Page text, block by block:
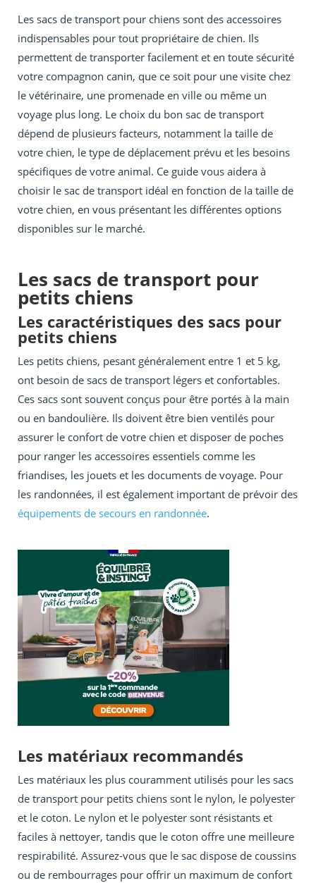
Les sacs de transport pour chiens sont des accessoires
indispensables pour tout propriétaire de chien. Ils
permettent de transporter facilement et en toute sécurité
votre compagnon canin, que ce soit pour une visite chez
le vétérinaire, une promenade en ville ou même un
voyage plus long. Le choix du bon sac de transport
dépend de plusieurs facteurs, notamment la taille de
votre chien, le type de déplacement prévu et les besoins
spécifiques de votre animal. Ce guide vous aidera à
choisir le sac de transport idéal en fonction de la taille de
votre chien, en vous présentant les différentes options
disponibles sur le marché.
Les sacs de transport pour
petits chiens
Les caractéristiques des sacs pour
petits chiens
Les petits chiens, pesant généralement entre 1 et 5 kg,
ont besoin de sacs de transport légers et confortables.
Ces sacs sont souvent conçus pour être portés à la main
ou en bandoulière. Ils doivent être bien ventilés pour
assurer le confort de votre chien et disposer de poches
pour ranger les accessoires essentiels comme les
friandises, les jouets et les documents de voyage. Pour
les randonnées, il est également important de prévoir des
équipements de secours en randonnée.
Les matériaux recommandés
Les matériaux les plus couramment utilisés pour les sacs
de transport pour petits chiens sont le nylon, le polyester
et le coton. Le nylon et le polyester sont résistants et
faciles à nettoyer, tandis que le coton offre une meilleure
respirabilité. Assurez-vous que le sac dispose de coussins
ou de rembourrages pour offrir un maximum de confort